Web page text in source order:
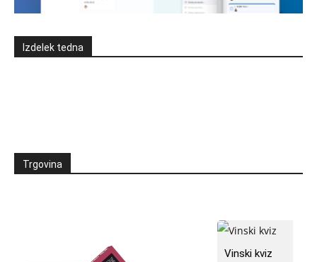
Izdelek tedna
Trgovina
Vinski kviz